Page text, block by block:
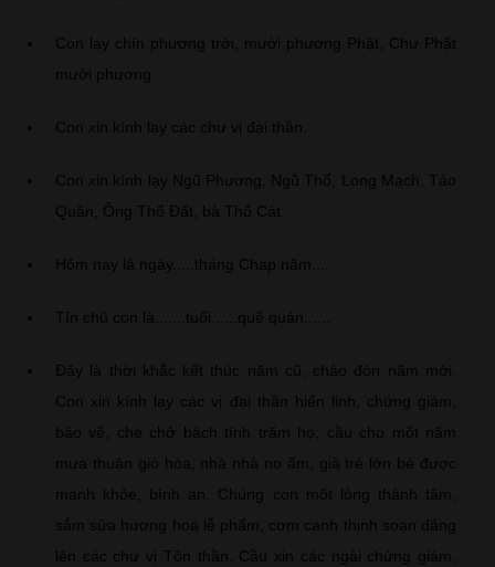
Con lạy chín phương trời, mười phương Phật, Chư Phật
mười phương.
Con xin kính lạy các chư vị đại thần.
Con xin kính lạy Ngũ Phương, Ngũ Thổ, Long Mạch, Táo
Quân, Ông Thổ Đất, bà Thổ Cát.
Hôm nay là ngày.....tháng Chạp năm....
Tín chủ con là.......tuổi......quê quán......
Đây là thời khắc kết thúc năm cũ, chào đón năm mới.
Con xin kính lạy các vị đại thần hiển linh, chứng giám,
bảo vệ, che chở bách tính trăm họ, cầu cho một năm
mưa thuận gió hòa, nhà nhà no ấm, già trẻ lớn bé được
mạnh khỏe, bình an. Chúng con một lòng thành tâm,
sắm sửa hương hoa lễ phẩm, cơm canh thịnh soạn dâng
lên các chư vị Tôn thần. Cầu xin các ngài chứng giám,